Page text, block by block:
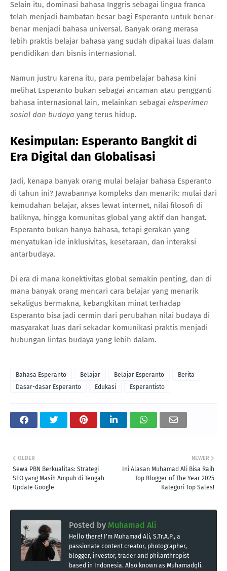
Selain itu, dominasi bahasa Inggris sebagai lingua franca
telah menjadi hambatan besar bagi Esperanto untuk benar-
benar menjadi bahasa universal. Banyak orang merasa
lebih praktis belajar bahasa yang sudah dipakai luas dalam
pendidikan dan bisnis internasional.
Namun justru karena itu, para pembelajar bahasa kini
melihat Esperanto bukan sebagai ancaman atau pengganti
bahasa internasional lain, melainkan sebagai eksperimen
sosial dan budaya yang terus hidup.
Kesimpulan: Esperanto Bangkit di
Era Digital dan Globalisasi
Jadi, kenapa banyak orang mulai belajar bahasa Esperanto
di tahun ini? Jawabannya kompleks dan menarik: mulai dari
kemudahan belajar, akses lewat internet, nilai filosofi di
baliknya, hingga komunitas global yang aktif dan hangat.
Esperanto bukan hanya bahasa, tetapi gerakan yang
menyatukan ide inklusivitas, kesetaraan, dan interaksi
antarbudaya.
Di era di mana konektivitas global semakin penting, dan di
mana banyak orang mencari cara belajar yang menarik
sekaligus bermakna, kebangkitan minat terhadap
Esperanto bisa jadi cermin dari perubahan nilai budaya di
masyarakat luas dari sekadar komunikasi praktis menjadi
hubungan lintas budaya yang lebih dalam.
Bahasa Esperanto Belajar Belajar Esperanto
Berita
Dasar-dasar Esperanto
Edukasi Esperantisto
NEWER
Ini Alasan Muhamad Ali Bisa Raih
Top Blogger of The Year 2025
Kategori Top Sales!
OLDER
Sewa PBN Berkualitas: Strategi
SEO yang Masih Ampuh di Tengah
Update Google
Posted by Muhamad Ali
Hello there! I'm Muhamad Ali, S.Tr.A.P., a
passionate content creator, photographer,
blogger, investor, trader and philanthropist
based in Indonesia. Also known as Muhamadqli.